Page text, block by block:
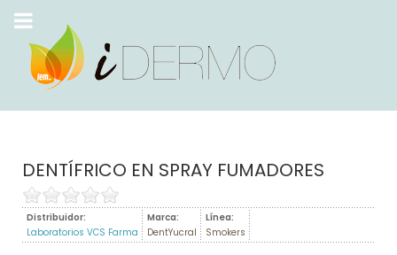
DENTÍFRICO EN SPRAY FUMADORES
Distribuidor:
Laboratorios VCS Farma
Marca:
DentYucral
Línea:
Smokers